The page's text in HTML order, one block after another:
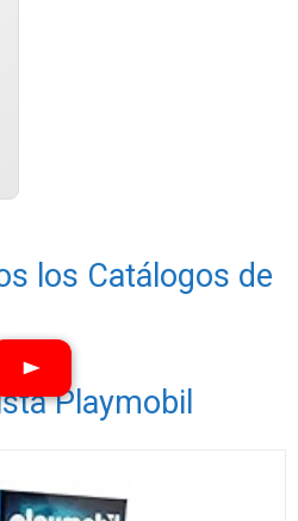
los Catálogos de
Playmobil